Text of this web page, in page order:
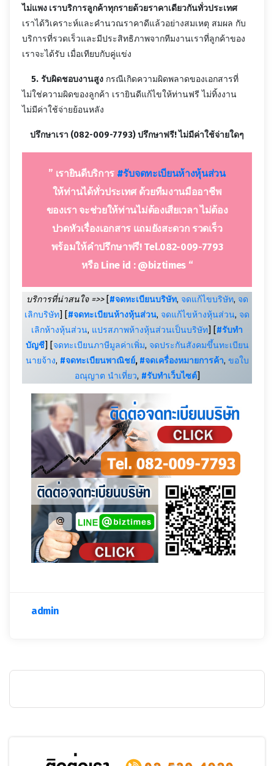
ไม่แพง เราบริการลูกค้าทุกรายด้วยราคาเดียวกันทั่วประเทศ
เราได้วิเคราะห์และคำนวณราคาดีแล้วอย่างสมเหตุ สมผล กับ
บริการที่รวดเร็วและมีประสิทธิภาพจากทีมงานเราที่ลูกค้าของ
เราจะได้รับ เมื่อเทียบกับคู่แข่ง
5. รับผิดชอบงานสูง กรณีเกิดความผิดพลาดของเอกสารที่
ไม่ใช่ความผิดของลูกค้า เรายินดีแก้ไขให้ท่านฟรี ไม่ทิ้งงาน
ไม่มีค่าใช้จ่ายย้อนหลัง
ปรึกษาเรา (082-009-7793) ปรึกษาฟรี! ไม่มีค่าใช้จ่ายใดๆ
” เรายินดีบริการ #รับจดทะเบียนห้างหุ้นส่วน
ให้ท่านได้ทั่วประเทศ ด้วยทีมงานมืออาชีพ
ของเรา จะช่วยให้ท่านไม่ต้องเสียเวลา ไม่ต้อง
ปวดหัวเรื่องเอกสาร แถมยังสะดวก รวดเร็ว
พร้อมให้คำปรึกษาฟรี! Tel.082-009-7793
หรือ Line id : @biztimes “
บริการที่น่าสนใจ =>>[#จดทะเบียนบริษัท, จดแก้ไขบริษัท, จด
เลิกบริษัท] [#จดทะเบียนห้างหุ้นส่วน, จดแก้ไขห้างหุ้นส่วน, จด
เลิกห้างหุ้นส่วน, แปรสภาพห้างหุ้นส่วนเป็นบริษัท] [#รับทำ
บัญชี] [จดทะเบียนภาษีมูลค่าเพิ่ม, จดประกันสังคมขึ้นทะเบียน
นายจ้าง, #จดทะเบียนพาณิชย์, #จดเครื่องหมายการค้า, ขอใบ
อณุญาต นำเที่ยว, #รับทำเว็บไซต์]
admin